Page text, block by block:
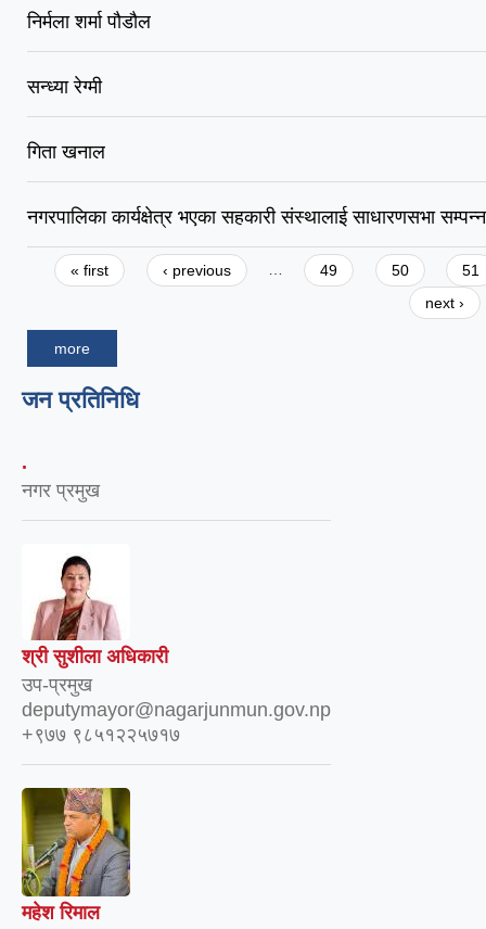
निर्मला शर्मा पौडौल
सन्ध्या रेग्मी
गिता खनाल
नगरपालिका कार्यक्षेत्र भएका सहकारी संस्थालाई साधारणसभा
Pages
« first ‹ previous … 49 50
51
next ›
more
जन प्रतिनिधि
.
नगर प्रमुख
श्री सुशीला अधिकारी
उप-प्रमुख
deputymayor@nagarjunmun.gov.np
+९७७ ९८५१२२५७१७
महेश रिमाल